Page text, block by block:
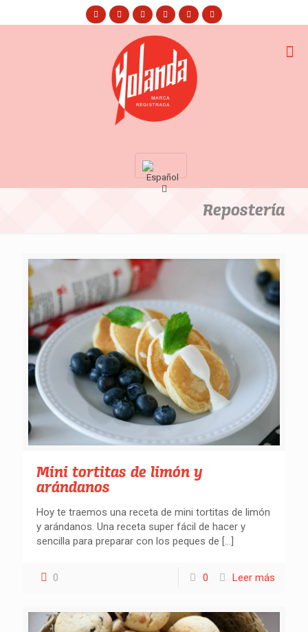
Repostería
Mini tortitas de limón y
arándanos
Hoy te traemos una receta de mini tortitas de limón
y arándanos. Una receta super fácil de hacer y
sencilla para preparar con los peques de […]
0 0 Leer más